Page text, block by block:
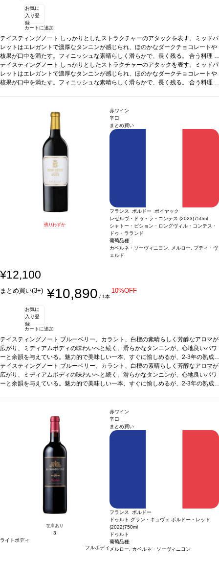
お気に
入り登
録
カートに追加
テイスティングノート しっかりとしたストラクチャーのアタックを表す。ミッドパ
レットはエレガントで濃厚なタンニンが感じられ、ほのかなダークチョコレートや
核果が口中を満たす。フィニッシュな素晴らしく滑らかで、長く残る。 合う料理
ビーフ、鴨肉、ラム、ジビエなどのタルタル、カルパッチョ、グリル、ソース添え
などと好相性。また、野菜のグリル、トリュフパスタ、チーズ、チョコレートデザ
ート、パルマンティエ風ミンチと鴨のコンフィ、レーズン、アーティチョークのピ
切れの場合、在庫があり価格が同様の場合は自動的に次のヴィンテージに変更され
ます、ご了承ください。
テイスティングノート しっかりとしたストラクチャーのアタックを表す。ミッドパ
レットはエレガントで濃厚なタンニンが感じられ、ほのかなダークチョコレートや
核果が口中を満たす。フィニッシュな素晴らしく滑らかで、長く残る。 合う料理
ート、パルマンティエ風ミンチと鴨のコンフィ、レーズン、アーティチョークのピ
ューレ、鳩などとも合う。
メルロー 46%、カベルネ・フラン 27%、シラ
ー 18%、マルベック 8%、カベルネ・ソーヴィニヨン 1%
切れの場合、在庫があり価格が同様の場合は自動的に次のヴィンテージに変更され
ます、ご了承ください。
残りわずか
赤ワイン
辛口
まとめ買い
フランス ボルドー ポイヤック
レゼルヴ・ドゥ・ラ・コンテス (2023)750ml
シャトー・ピション・ロングヴィル・コンテス・
ドゥ・ラランド
葡萄品種:
カベルネ・ソーヴィニヨン, メルロー, プティ・ヴ
ェルド
¥12,100
まとめ買い(3+) ¥10,890 / 1本
10%OFF
お気に
入り登
録
カートに追加
テイスティングノート ブルーベリー、カラント、白檀の素晴らしく芳醇なアロマが
広がり、ミディアムボディの味わいへと続く。滑らかなタンニンが、心地良いパワ
ーと余韻を与えている。魅力的で美味しい一本、すぐに愉しめるが、2-3年の熟成
がお勧め。by ジェームス・サックリング葡萄品種カベルネ・ソーヴィニヨン、メ
ルロー、プティ・ヴェルド
テイスティングノート ブルーベリー、カラント、白檀の素晴らしく芳醇なアロマが
広がり、ミディアムボディの味わいへと続く。滑らかなタンニンが、心地良いパワ
ーと余韻を与えている。魅力的で美味しい一本、すぐに愉しめるが、2-3年の熟成
在庫あり
3
ライトボディ
フルボディ
赤ワイン
辛口
まとめ買い
フランス ボルドー
ドゥルト グラン・キュヴェ ボルドー・レッド
(2022)750ml
ドゥルト
葡萄品種:
メルロー, カベルネ・ソーヴィニヨン